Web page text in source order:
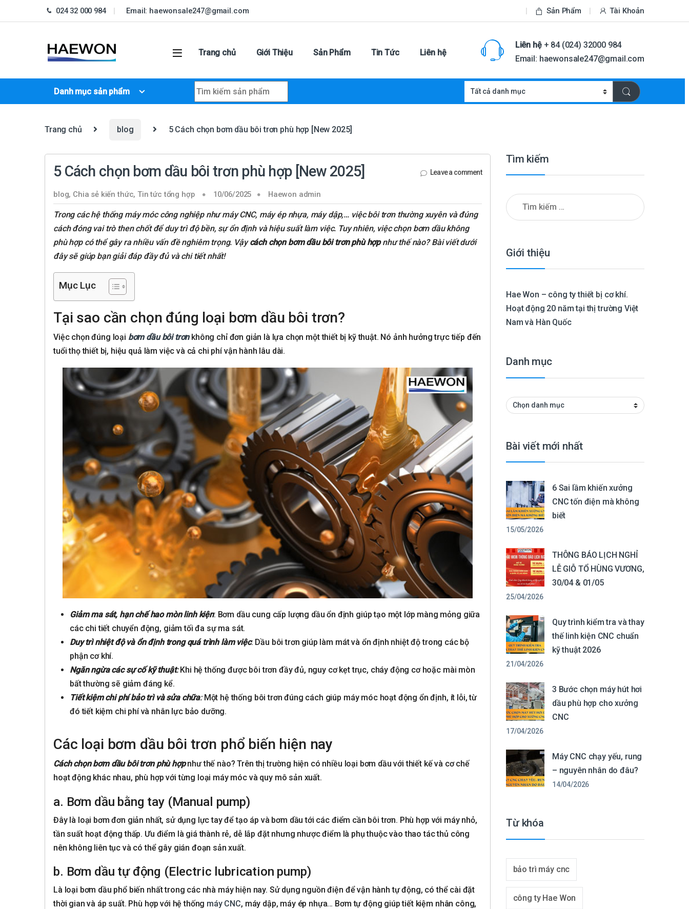
Skip to navigation
Skip to content 024 32 000 984 Email: haewonsale247@gmail.com Sản Phẩm Tài Khoản
Trang chủ Giới Thiệu Sản Phẩm Tin Tức Liên hệ
Liên hệ+ 84 (024) 32000 984
Email: haewonsale247@gmail.com
Danh mục sản phẩm
Search for:
Trang chủ blog 5 Cách chọn bơm dầu bôi trơn phù hợp [New 2025]
5 Cách chọn bơm dầu bôi trơn phù hợp [New 2025] Leave a comment
blog, Chia sẻ kiến thức,Tin tức tổng hợp 10/06/2025 Haewon admin
Trong các hệ thống máy móc công nghiệp như máy CNC, máy ép nhựa, máy dập,… việc bôi trơn thường xuyên và đúng
cách đóng vai trò then chốt để duy trì độ bền, sự ổn định và hiệu suất làm việc. Tuy nhiên, việc chọn bơm dầu không
phù hợp có thể gây ra nhiều vấn đề nghiêm trọng. Vậycách chọn bơm dầu bôi trơn phù hợpnhư thế nào? Bài viết dưới
đây sẽ giúp bạn giải đáp đầy đủ và chi tiết nhất!
Mục Lục
Tại sao cần chọn đúng loại bơm dầu bôi trơn?
Việc chọn đúng loại bơm dầu bôi trơnkhông chỉ đơn giản là lựa chọn một thiết bị kỹ thuật. Nó ảnh hưởng trực tiếp đến
tuổi thọ thiết bị, hiệu quả làm việc và cả chi phí vận hành lâu dài.
Giảm ma sát, hạn chế hao mòn linh kiện: Bơm dầu cung cấp lượng dầu ổn định giúp tạo một lớp màng mỏng giữa
các chi tiết chuyển động, giảm tối đa sự ma sát.
Duy trì nhiệt độ và ổn định trong quá trình làm việc: Dầu bôi trơn giúp làm mát và ổn định nhiệt độ trong các bộ
phận cơ khí.
Ngăn ngừa các sự cố kỹ thuật:Khi hệ thống được bôi trơn đầy đủ, nguy cơ kẹt trục, cháy động cơ hoặc mài mòn
bất thường sẽ giảm đáng kể.
Tiết kiệm chi phí bảo trì và sửa chữa:Một hệ thống bôi trơn đúng cách giúp máy móc hoạt động ổn định, ít lỗi, từ
đó tiết kiệm chi phí và nhân lực bảo dưỡng.
Các loại bơm dầu bôi trơn phổ biến hiện nay
Cách chọn bơm dầu bôi trơn phù hợpnhư thế nào? Trên thị trường hiện có nhiều loại bơm dầu với thiết kế và cơ chế
hoạt động khác nhau, phù hợp với từng loại máy móc và quy mô sản xuất.
a. Bơm dầu bằng tay (Manual pump)
Đây là loại bơm đơn giản nhất, sử dụng lực tay để tạo áp và bơm dầu tới các điểm cần bôi trơn. Phù hợp với máy nhỏ,
tần suất hoạt động thấp. Ưu điểm là giá thành rẻ, dễ lắp đặt nhưng nhược điểm là phụ thuộc vào thao tác thủ công
nên không liên tục và có thể gây gián đoạn sản xuất.
b. Bơm dầu tự động (Electric lubrication pump)
Là loại bơm dầu phổ biến nhất trong các nhà máy hiện nay. Sử dụng nguồn điện để vận hành tự động, có thể cài đặt
thời gian và áp suất. Phù hợp với hệ thống máy CNC, máy dập, máy ép nhựa… Bơm tự động giúp tiết kiệm nhân công,
Tìm kiếm
Tìm kiếm cho:
Giới thiệu
Hae Won – công ty thiết bị cơ khí.
Hoạt động 20 năm tại thị trường Việt
Nam và Hàn Quốc
Danh mục
Danh mục
Bài viết mới nhất
6 Sai lầm khiến xưởng
CNC tốn điện mà không
biết
15/05/2026
THÔNG BÁO LỊCH NGHỈ
LỄ GIỖ TỔ HÙNG VƯƠNG,
30/04 & 01/05
25/04/2026
Quy trình kiểm tra và thay
thế linh kiện CNC chuẩn
kỹ thuật 2026
21/04/2026
3 Bước chọn máy hút hơi
dầu phù hợp cho xưởng
CNC
17/04/2026
Máy CNC chạy yếu, rung
– nguyên nhân do đâu?
14/04/2026
Từ khóa
bảo trì máy cnc
công ty Hae Won